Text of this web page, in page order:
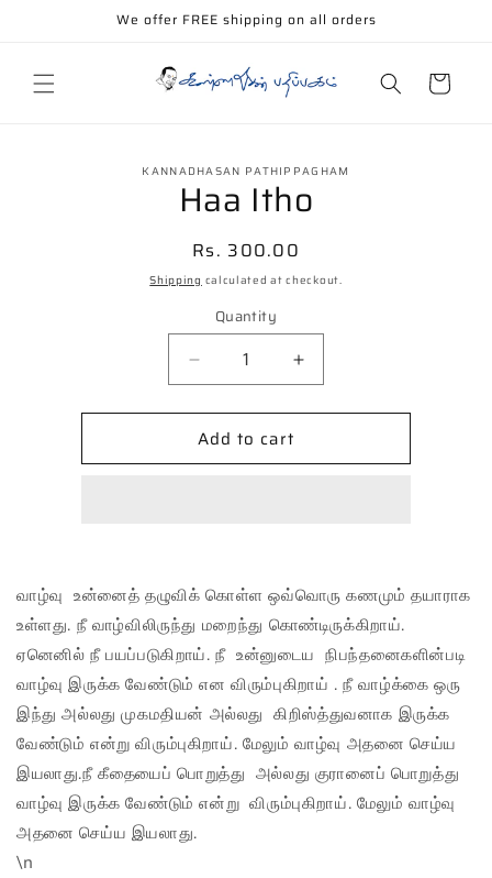
We offer FREE shipping on all orders
Cart
KANNADHASAN PATHIPPAGHAM
Haa Itho
Regular
price
Rs. 300.00
Shipping calculated at checkout.
Quantity
Decrease
quantity
for
Haa
Itho
Increase
quantity
for
Itho
Add to cart
வாழ்வு உன்னைத் தழுவிக் கொள்ள ஒவ்வொரு கணமும் தயாராக
உள்ளது. நீ வாழ்விலிருந்து மறைந்து கொண்டிருக்கிறாய்.
ஏனெனில் நீ பயப்படுகிறாய். நீ உன்னுடைய நிபந்தனைகளின்படி
வாழ்வு இருக்க வேண்டும் என விரும்புகிறாய் . நீ வாழ்க்கை ஒரு
இந்து அல்லது முகமதியன் அல்லது கிறிஸ்த்துவனாக இருக்க
வேண்டும் என்று விரும்புகிறாய். மேலும் வாழ்வு அதனை செய்ய
இயலாது.நீ கீதையைப் பொறுத்து அல்லது குரானைப் பொறுத்து
வாழ்வு இருக்க வேண்டும் என்று விரும்புகிறாய். மேலும் வாழ்வு
அதனை செய்ய இயலாது.
\n